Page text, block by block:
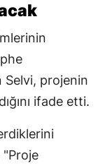
Selvi, projenin
ifade etti.
"Proje